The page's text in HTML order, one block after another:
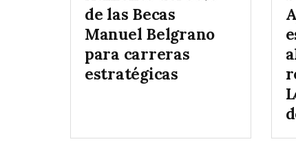
de las Becas
Manuel Belgrano
para carreras
estratégicas